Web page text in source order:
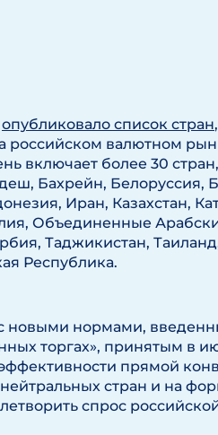
опубликовало список стран
российском валютном
включает более 30
Бахрейн, Белоруссия,
Иран, Казахстан,
Объединенные
Таджикистан,
Республика.
новыми нормами,
торгах», принятым в
прямой
стран и на
спрос